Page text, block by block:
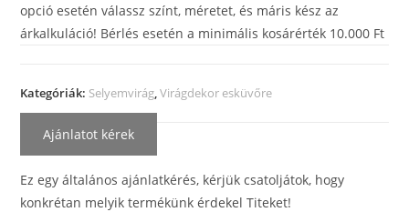
opció esetén válassz színt, méretet, és máris kész az
árkalkuláció! Bérlés esetén a minimális kosárérték 10.000 Ft
Kategóriák: Selyemvirág,Virágdekor esküvőre
Ajánlatot kérek
Ez egy általános ajánlatkérés, kérjük csatoljátok, hogy
konkrétan melyik termékünk érdekel Titeket!